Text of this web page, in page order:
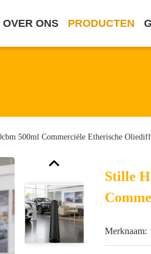
OVER ONS PRODUCTEN
500ml Commerciële Etherische
Stille
Merknaam: